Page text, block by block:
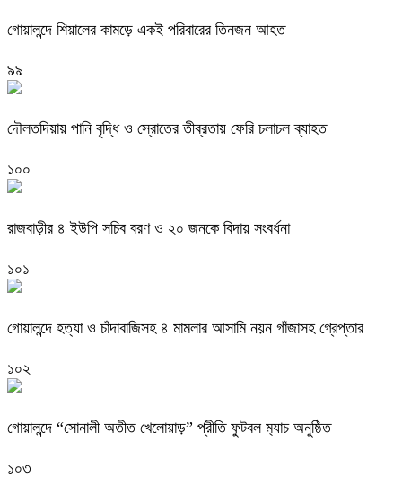
গোয়ালন্দে শিয়ালের কামড়ে একই পরিবারের তিনজন আহত
৯৯
দৌলতদিয়ায় পানি বৃদ্ধি ও স্রোতের তীব্রতায় ফেরি চলাচল ব্যাহত
১০০
রাজবাড়ীর ৪ ইউপি সচিব বরণ ও ২০ জনকে বিদায় সংবর্ধনা
১০১
গোয়ালন্দে হত্যা ও চাঁদাবাজিসহ ৪ মামলার আসামি নয়ন গাঁজাসহ গ্রেপ্তার
১০২
গোয়ালন্দে “সোনালী অতীত খেলোয়াড়” প্রীতি ফুটবল ম‍্যাচ অনুষ্ঠিত
১০৩